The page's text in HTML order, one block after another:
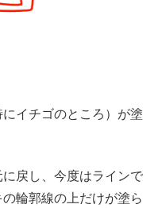
イチゴのところ）が塗
戻し、今度はラインで
輪郭線の上だけが塗ら